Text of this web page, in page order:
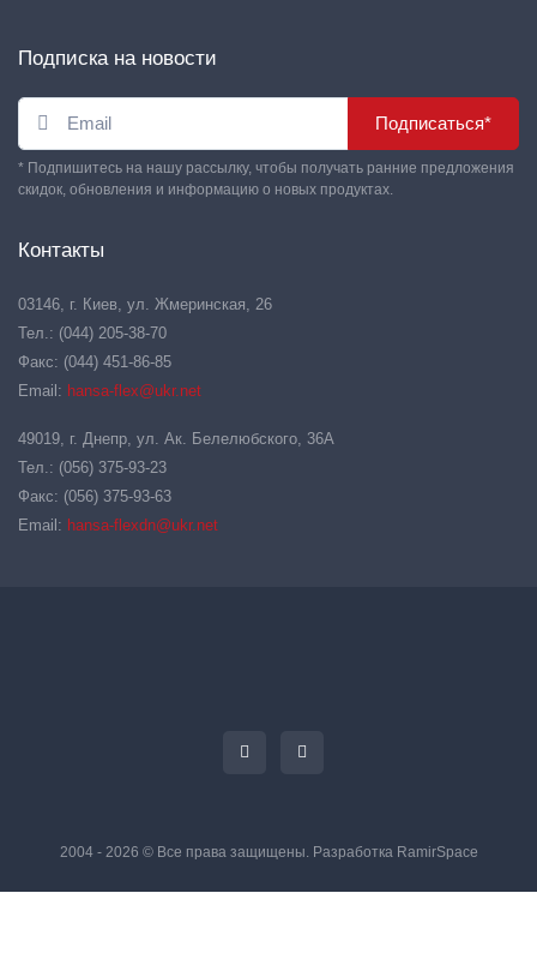
Подписка на новости
Подписаться*
* Подпишитесь на нашу рассылку, чтобы получать ранние предложения
скидок, обновления и информацию о новых продуктах.
Контакты
03146, г. Киев, ул. Жмеринская, 26
Тел.: (044) 205-38-70
Факс: (044) 451-86-85
Email: hansa-flex@ukr.net
49019, г. Днепр, ул. Ак. Белелюбского, 36А
Тел.: (056) 375-93-23
Факс: (056) 375-93-63
Email: hansa-flexdn@ukr.net
2004 - 2026 © Все права защищены. Разработка RamirSpace